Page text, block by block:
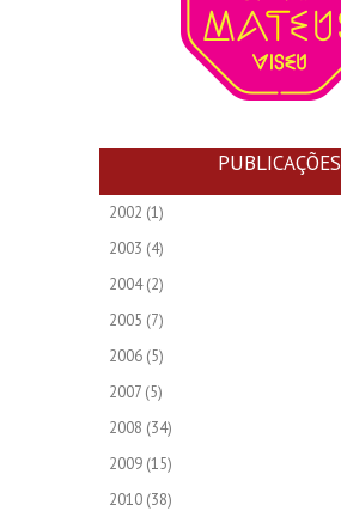
PUBLICAÇÕES
2002 (1)
2003 (4)
2004(2)
2005 (7)
2006 (5)
2007 (5)
2008 (34)
2009 (15)
2010 (38)